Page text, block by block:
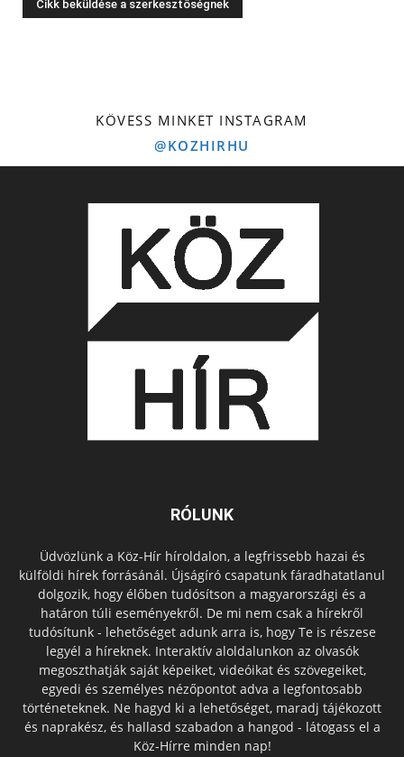
KÖVESS MINKET INSTAGRAM
@KOZHIRHU
RÓLUNK
Üdvözlünk a Köz-Hír híroldalon, a legfrissebb hazai és
külföldi hírek forrásánál. Újságíró csapatunk fáradhatatlanul
dolgozik, hogy élőben tudósítson a magyarországi és a
határon túli eseményekről. De mi nem csak a hírekről
tudósítunk - lehetőséget adunk arra is, hogy Te is részese
legyél a híreknek. Interaktív aloldalunkon az olvasók
megoszthatják saját képeiket, videóikat és szövegeiket,
egyedi és személyes nézőpontot adva a legfontosabb
történeteknek. Ne hagyd ki a lehetőséget, maradj tájékozott
és naprakész, és hallasd szabadon a hangod - látogass el a
Köz-Hírre minden nap!